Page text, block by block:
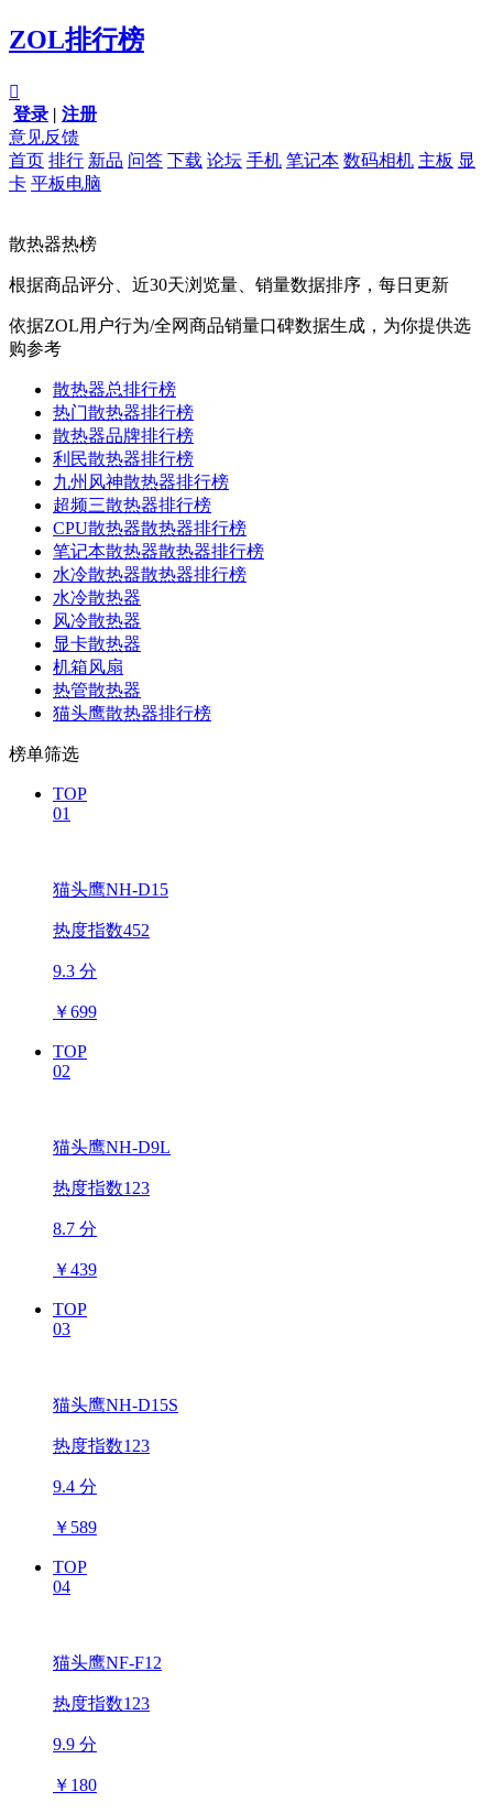
ZOL排行榜

登录 | 注册
意见反馈
首页 排行 新品 问答 下载 论坛 手机 笔记本 数码相机 主板 显
卡 平板电脑
散热器热榜
根据商品评分、近30天浏览量、销量数据排序，每日更新
依据ZOL用户行为/全网商品销量口碑数据生成，为你提供选
购参考
散热器总排行榜
热门散热器排行榜
散热器品牌排行榜
利民散热器排行榜
九州风神散热器排行榜
超频三散热器排行榜
CPU散热器散热器排行榜
笔记本散热器散热器排行榜
水冷散热器散热器排行榜
水冷散热器
风冷散热器
显卡散热器
机箱风扇
热管散热器
猫头鹰散热器排行榜
榜单筛选
TOP
01
猫头鹰NH-D15
热度指数452
9.3 分
￥699
TOP
02
猫头鹰NH-D9L
热度指数123
8.7 分
￥439
TOP
03
猫头鹰NH-D15S
热度指数123
9.4 分
￥ 589
TOP
04
猫头鹰NF-F12
热度指数123
9.9 分
￥ 180